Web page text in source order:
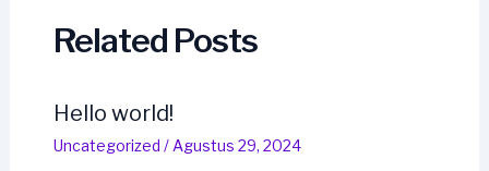
Related Posts
Hello world!
Uncategorized / Agustus 29, 2024